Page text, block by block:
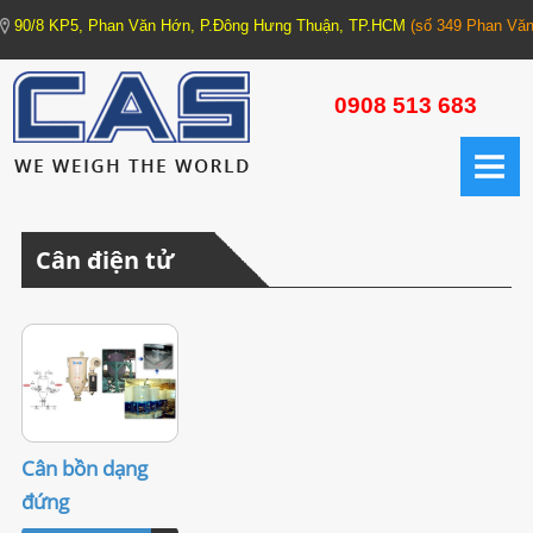
90/8 KP5, Phan Văn Hớn, P.Đông Hưng Thuận, TP.HCM (số 349 Phan
0908 513 683
TRANG CHỦ
1. CÂN XE TẢI - CÂN HỆ THỐNG (Truck Scale - Weighing Machine)
1.2. Cân xe tải xách tay
1.3. Cân bồn các loại
2. CÂN CÔNG NGHIỆP (Industrial Scale)
2.1. Cân cơ bản
Cân điện tử
Cân bồn dạng
đứng